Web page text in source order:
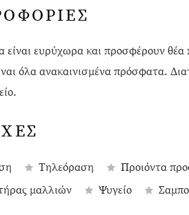
είναι ευρύχωρα και προσφέρουν
όλα ανακαινισμένα πρόσφατα.
Τηλεόραση Προιόντα
μαλλιών
Ψυγείο